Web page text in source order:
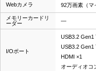
Webカメラ 92万画素（マ
メモリーカードリ
ーダー
―
I/Oポート
USB3.2
USB3.2 Gen1
HDMI ×1
オーディオコ